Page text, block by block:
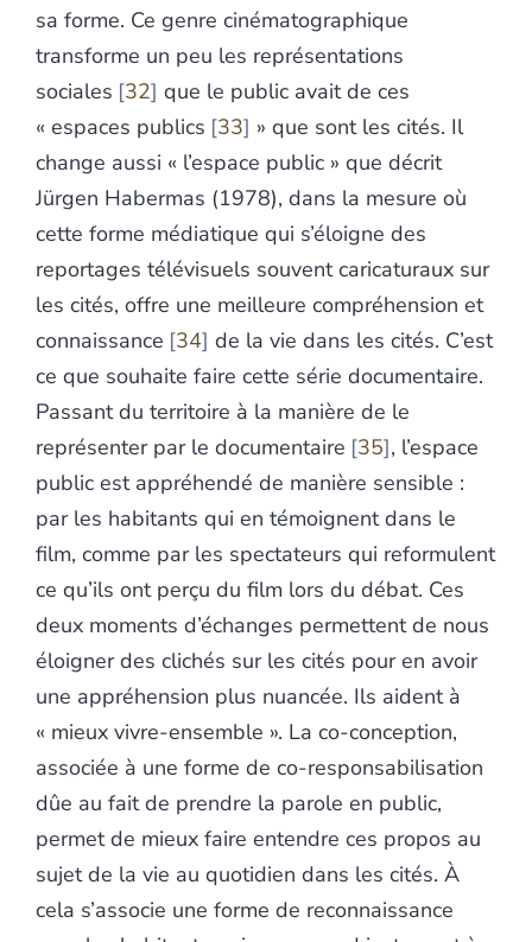
sa forme. Ce genre cinématographique
transforme un peu les représentations
sociales 32 que le public avait de ces
« espaces publics 33 » que sont les cités. Il
change aussi « l’espace public » que décrit
Jürgen Habermas (1978), dans la mesure où
cette forme médiatique qui s’éloigne des
reportages télévisuels souvent caricaturaux sur
les cités, offre une meilleure compréhension et
connaissance 34 de la vie dans les cités. C’est
ce que souhaite faire cette série documentaire.
Passant du territoire à la manière de le
représenter par le documentaire 35 , l’espace
public est appréhendé de manière sensible :
par les habitants qui en témoignent dans le
film, comme par les spectateurs qui reformulent
ce qu’ils ont perçu du film lors du débat. Ces
deux moments d’échanges permettent de nous
éloigner des clichés sur les cités pour en avoir
une appréhension plus nuancée. Ils aident à
« mieux vivre-ensemble ». La co-conception,
associée à une forme de co-responsabilisation
dûe au fait de prendre la parole en public,
permet de mieux faire entendre ces propos au
sujet de la vie au quotidien dans les cités. À
cela s’associe une forme de reconnaissance